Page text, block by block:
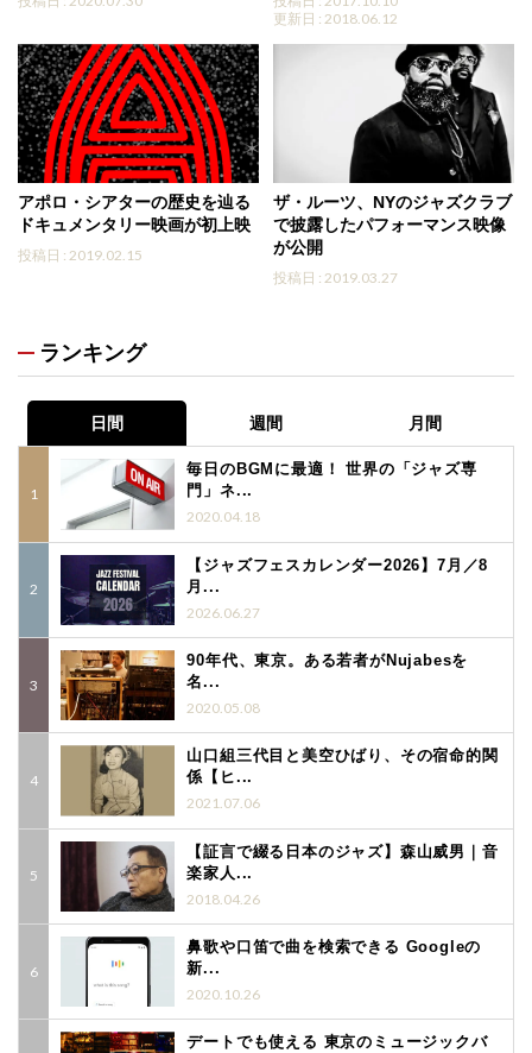
更新日 : 2018.06.12
アポロ・シアターの歴史を辿る
ドキュメンタリー映画が初上映
投稿日 : 2019.02.15
ザ・ルーツ、NYのジャズクラブ
で披露したパフォーマンス映像
が公開
投稿日 : 2019.03.27
ランキング
日間 週間 月間
毎日のBGMに最適！ 世界の「ジャズ専
門」ネ...
2020.04.18
【ジャズフェスカレンダー2026】7月／8
月...
2026.06.27
90年代、東京。ある若者がNujabesを
名...
2020.05.08
山口組三代目と美空ひばり、その宿命的関
係【ヒ...
2021.07.06
【証言で綴る日本のジャズ】森山威男｜音
楽家人...
2018.04.26
鼻歌や口笛で曲を検索できる Googleの
新...
2020.10.26
デートでも使える 東京のミュージックバ